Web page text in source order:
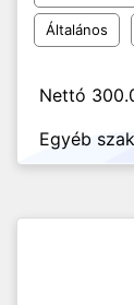
Általános
Nettó
Egyéb